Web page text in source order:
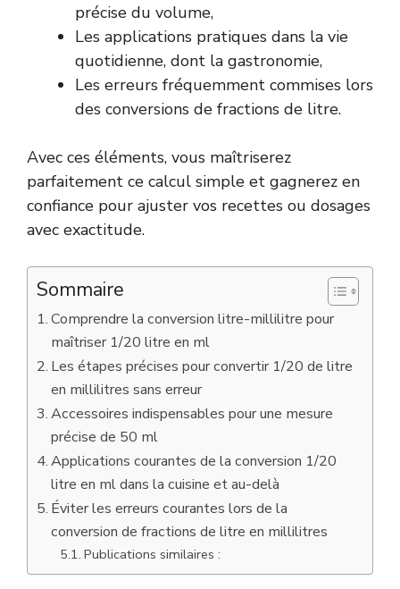
précise du volume,
Les applications pratiques dans la vie
quotidienne, dont la gastronomie,
Les erreurs fréquemment commises lors
des conversions de fractions de litre.
Avec ces éléments, vous maîtriserez
parfaitement ce calcul simple et gagnerez en
confiance pour ajuster vos recettes ou dosages
avec exactitude.
Sommaire
Comprendre la conversion litre-millilitre pour
maîtriser 1/20 litre en ml
Les étapes précises pour convertir 1/20 de litre
en millilitres sans erreur
Accessoires indispensables pour une mesure
précise de 50 ml
Applications courantes de la conversion 1/20
litre en ml dans la cuisine et au-delà
Éviter les erreurs courantes lors de la
conversion de fractions de litre en millilitres
Publications similaires :